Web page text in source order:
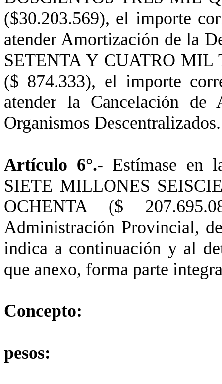
($30.203.569), el importe
atender Amortización de la
SETENTA Y CUATRO MIL
($ 874.333), el importe
atender la Cancelación
Organismos Descentralizados.
Artículo 6°.- Estímase en
SIETE MILLONES
OCHENTA ($
Administración Provincial,
indica a continuación y al
que anexo, forma parte
Concepto:
pesos: